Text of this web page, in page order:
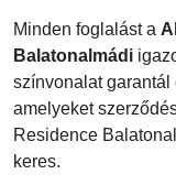
Horvátország
Blog
Szállások
Minden foglalást a
Balatonalmádi
színvonalat garantál
amelyeket
Residence
keres.